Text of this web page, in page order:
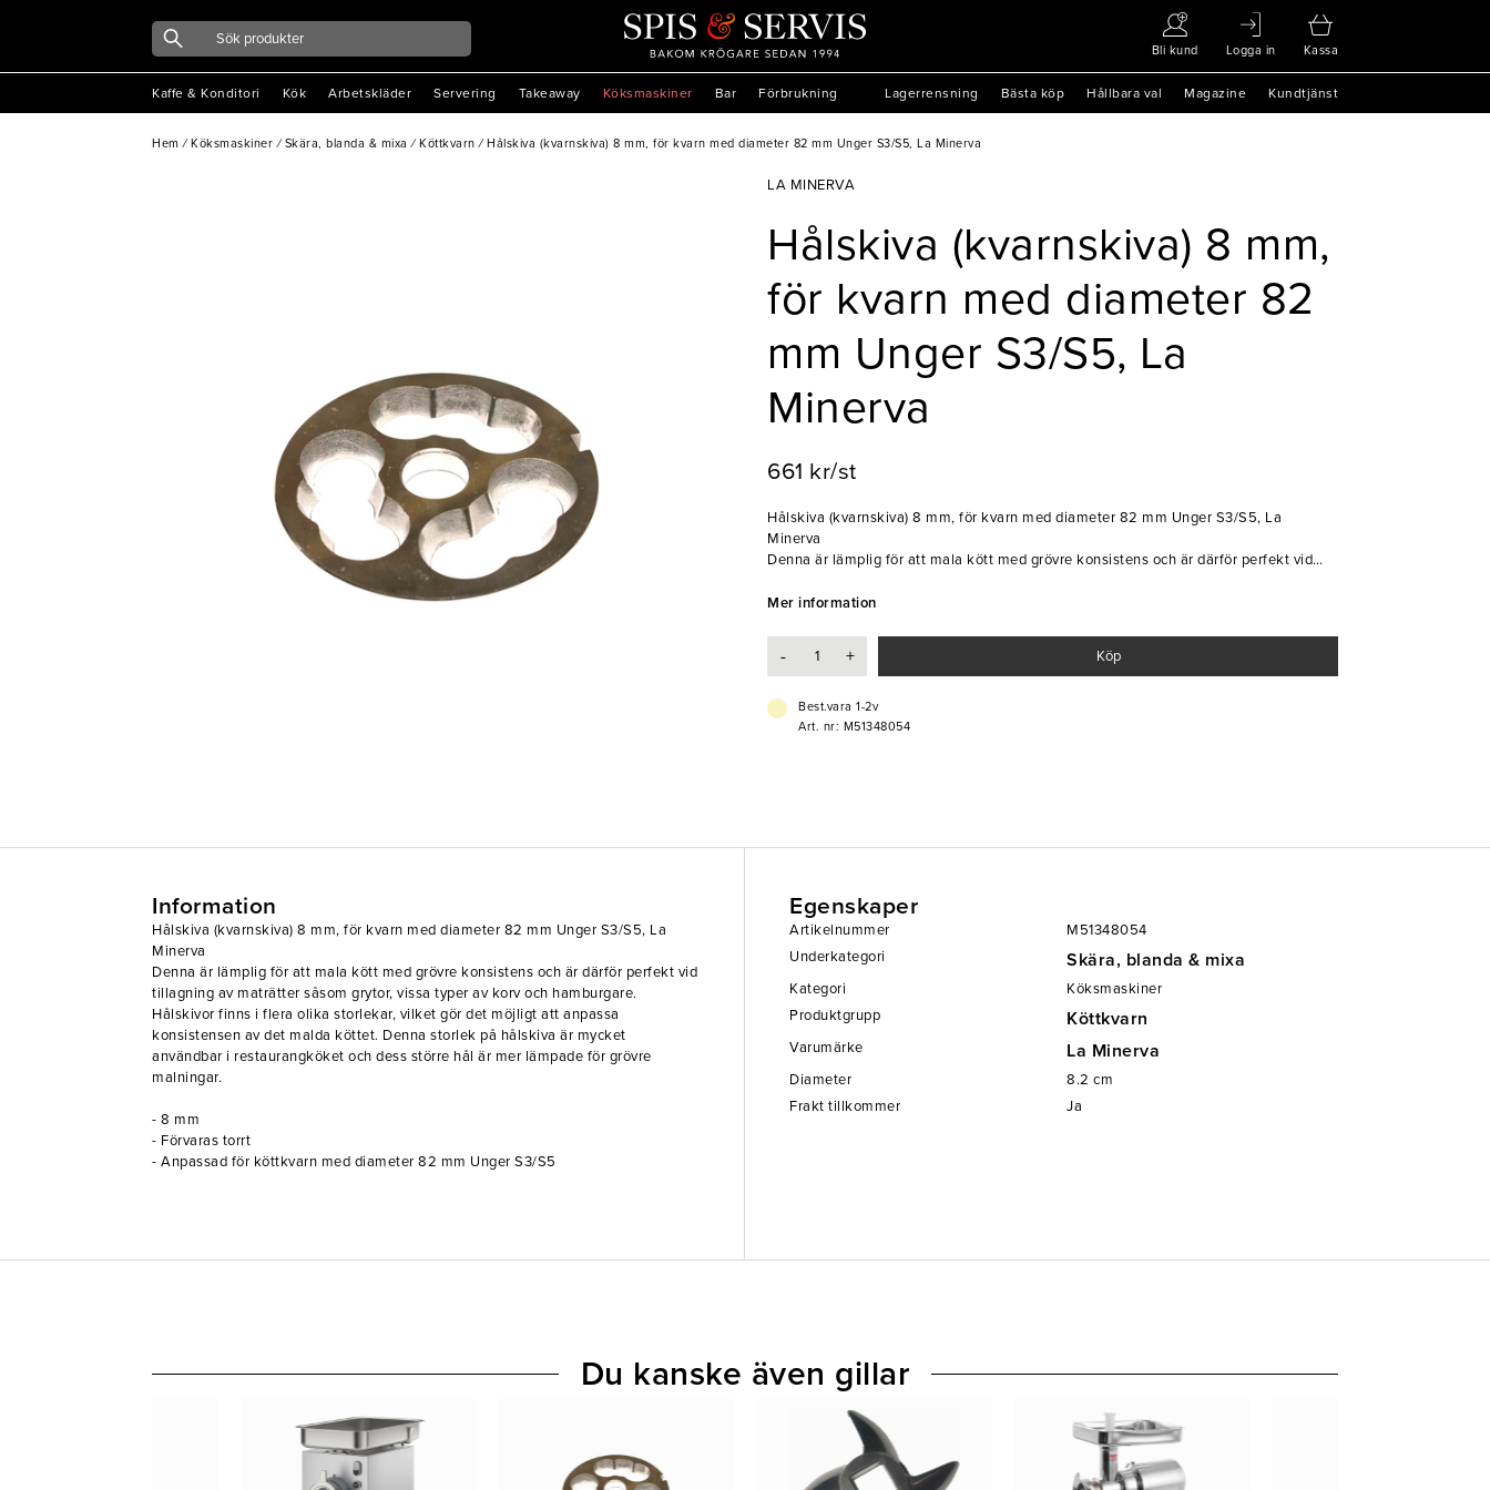
Bli kund Logga in Kassa
Kaffe & Konditori Kök Arbetskläder Servering Takeaway Köksmaskiner Bar Förbrukning Lagerrensning Bästa köp Hållbara val Magazine Kundtjänst
Hem / Köksmaskiner / Skära, blanda & mixa / Köttkvarn / Hålskiva (kvarnskiva) 8 mm, för kvarn med diameter 82 mm Unger S3/S5, La Minerva
LA MINERVA
Hålskiva (kvarnskiva) 8 mm,
för kvarn med diameter 82
mm Unger S3/S5, La
Minerva
661 kr/st
Hålskiva (kvarnskiva) 8 mm, för kvarn med diameter 82 mm Unger S3/S5, La
Minerva
Denna är lämplig för att mala kött med grövre konsistens och är därför perfekt vid
Hålskivor finns i flera olika storlekar, vilket gör det möjligt att anpassa konsistensen
- Förvaras torrt
- Anpassad för köttkvarn med diameter 82 mm Unger S3/S5
Mer information
- + Köp
Best.vara 1-2v
Art. nr: M51348054
Information
Hålskiva (kvarnskiva) 8 mm, för kvarn med diameter 82 mm Unger S3/S5, La
Minerva
Denna är lämplig för att mala kött med grövre konsistens och är därför perfekt vid
tillagning av maträtter såsom grytor, vissa typer av korv och hamburgare.
Hålskivor finns i flera olika storlekar, vilket gör det möjligt att anpassa
konsistensen av det malda köttet. Denna storlek på hålskiva är mycket
användbar i restaurangköket och dess större hål är mer lämpade för grövre
malningar.
- 8 mm
- Förvaras torrt
- Anpassad för köttkvarn med diameter 82 mm Unger S3/S5
Egenskaper
Artikelnummer
M51348054
Underkategori
Skära, blanda & mixa
Kategori
Köksmaskiner
Produktgrupp
Köttkvarn
Varumärke La Minerva
Diameter 8.2 cm
Frakt tillkommer
Ja
Du kanske även gillar